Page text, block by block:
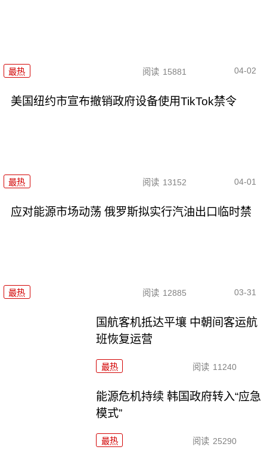
最热 阅读 15881 04-02
美国纽约市宣布撤销政府设备使用TikTok禁令
最热 阅读 13152 04-01
应对能源市场动荡 俄罗斯拟实行汽油出口临时禁
最热 阅读 12885 03-31
国航客机抵达平壤 中朝间客运航
班恢复运营
最热 阅读 11240
能源危机持续 韩国政府转入“应急
模式”
最热 阅读 25290